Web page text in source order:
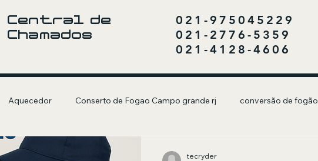
Central de
Chamados
021-975045229
021-2776-5359
021-4128-4606
Aquecedor Conserto de Fogao Campo grande rj conversão de fogão
Electrolux Churrasqueira a Gás
tecryder